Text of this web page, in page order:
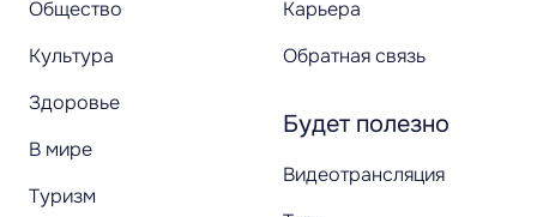
Общество
Культура
Здоровье
В мире
Туризм
Карьера
Обратная связь
Будет полезно
Видеотрансляция